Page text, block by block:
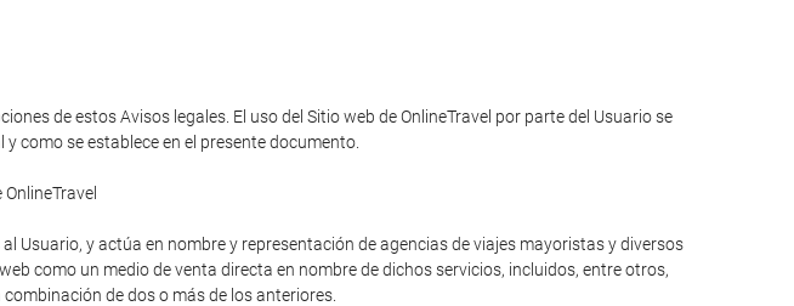
de estos Avisos legales. El uso del Sitio web de OnlineTravel por parte del Usuario se
como se establece en el presente documento.
Usuario, y actúa en nombre y representación de agencias de viajes mayoristas y diversos
como un medio de venta directa en nombre de dichos servicios, incluidos, entre otros,
de dos o más de los anteriores.